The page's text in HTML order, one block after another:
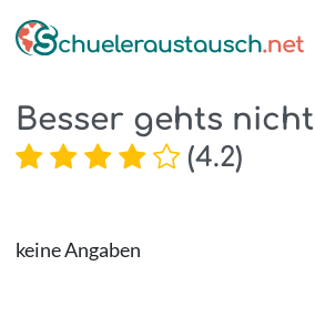
Besser gehts nicht
(4.2)
keine Angaben